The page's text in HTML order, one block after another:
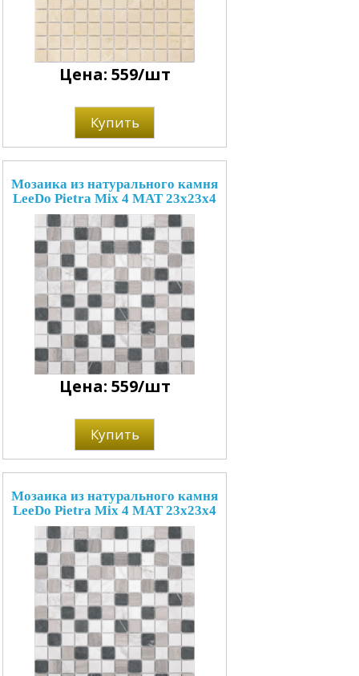
Цена: 559/шт
Купить
Мозаика из натурального камня
LeeDo Pietra Mix 4 MAT 23x23x4
Цена: 559/шт
Купить
Мозаика из натурального камня
LeeDo Pietra Mix 4 MAT 23x23x4